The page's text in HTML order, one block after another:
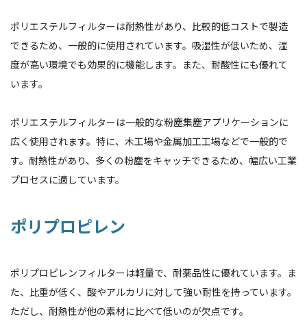
ポリエステルフィルターは耐熱性があり、比較的低コストで製造
できるため、一般的に使用されています。吸湿性が低いため、湿
度が高い環境でも効果的に機能します。また、耐酸性にも優れて
います。
ポリエステルフィルターは一般的な粉塵集塵アプリケーションに
広く使用されます。特に、木工場や金属加工工場などで一般的で
す。耐熱性があり、多くの粉塵をキャッチできるため、幅広い工業
プロセスに適しています。
ポリプロピレン
ポリプロピレンフィルターは軽量で、耐薬品性に優れています。ま
た、比重が低く、酸やアルカリに対して強い耐性を持っています。
ただし、耐熱性が他の素材に比べて低いのが欠点です。